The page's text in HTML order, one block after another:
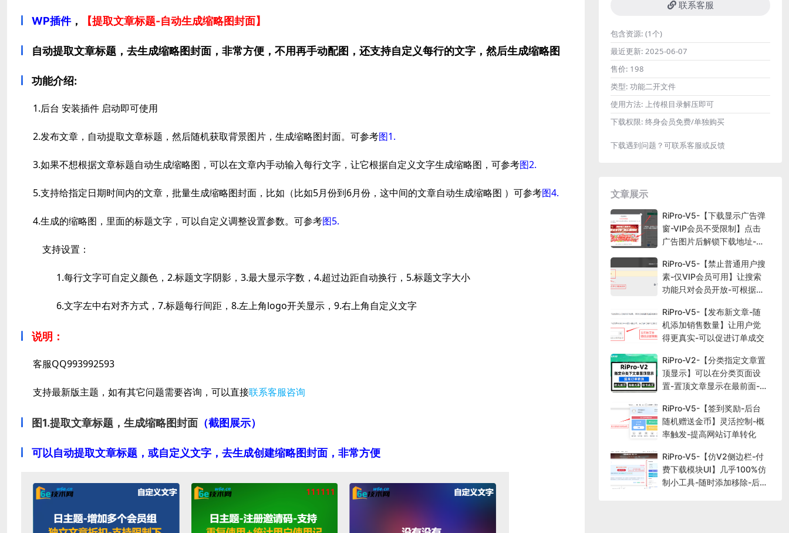
WP插件， 【提取文章标题-自动生成缩略图封面】
自动提取文章标题，去生成缩略图封面，非常方便，不用再手动配图，还支持自定义每行的文字，然后生成缩略图
功能介绍:
1.后台 安装插件 启动即可使用
2.发布文章，自动提取文章标题，然后随机获取背景图片，生成缩略图封面。可参考图1.
3.如果不想根据文章标题自动生成缩略图，可以在文章内手动输入每行文字，让它根据自定义文字生成缩略图，可参考图2.
5.支持给指定日期时间内的文章，批量生成缩略图封面，比如（比如5月份到6月份，这中间的文章自动生成缩略图 ）可参考图4.
4.生成的缩略图，里面的标题文字，可以自定义调整设置参数。可参考图5.
支持设置：
1.每行文字可自定义颜色，2.标题文字阴影，3.最大显示字数，4.超过边距自动换行，5.标题文字大小
6.文字左中右对齐方式，7.标题每行间距，8.左上角logo开关显示，9.右上角自定义文字
说明：
客服QQ993992593
支持最新版主题，如有其它问题需要咨询，可以直接联系客服咨询
图1.提取文章标题，生成缩略图封面 （截图展示）
可以自动提取文章标题，或自定义文字，去生成创建缩略图封面 ，非常方便
联系客服
包含资源: (1个)
最近更新: 2025-06-07
售价: 198
类型: 功能二开文件
使用方法: 上传根目录解压即可
下载权限: 终身会员免费/单独购买
下载遇到问题？可联系客服或反馈
文章展示
RiPro-V5-【下载显示广告弹
窗-VIP会员不受限制】点击
广告图片后解锁下载地址-后
RiPro-V5-【禁止普通用户搜
素-仅VIP会员可用】让搜索
功能只对会员开放-可根据需
RiPro-V5-【发布新文章-随
机添加销售数量】让用户觉
得更真实-可以促进订单成交
RiPro-V2-【分类指定文章置
顶显示】可以在分类页面设
置-置顶文章显示在最前面-提
RiPro-V5-【签到奖励-后台
随机赠送金币】灵活控制-概
率触发-提高网站订单转化
RiPro-V5-【仿V2侧边栏-付
费下载模块UI】几乎100%仿
制小工具-随时添加移除-后台